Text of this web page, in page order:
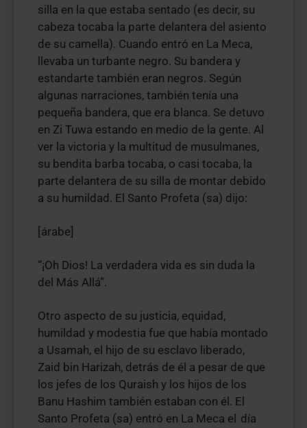
silla en la que estaba sentado (es decir, su
cabeza tocaba la parte delantera del asiento
de su camella). Cuando entró en La Meca,
llevaba un turbante negro. Su bandera y
estandarte también eran negros. Según
algunas narraciones, también tenía una
pequeña bandera, que era blanca. Se detuvo
en Zi Tuwa estando en medio de la gente. Al
ver la victoria y la multitud de musulmanes,
su bendita barba tocaba, o casi tocaba, la
parte delantera de su silla de montar debido
a su humildad. El Santo Profeta (sa) dijo:
[árabe]
“¡Oh Dios! La verdadera vida es sin duda la
del Más Allá”.
Otro aspecto de su justicia, equidad,
humildad y modestia fue que había montado
a Usamah, el hijo de su esclavo liberado,
Zaid bin Harizah, detrás de él a pesar de que
los jefes de los Quraish y los hijos de los
Banu Hashim también estaban con él. El
Santo Profeta (sa) entró en La Meca el día